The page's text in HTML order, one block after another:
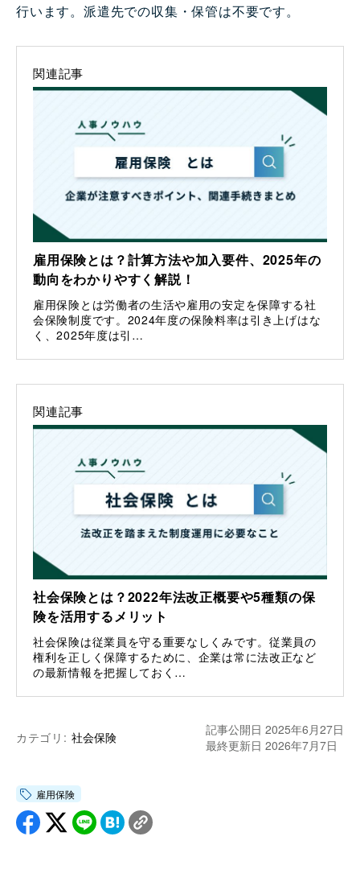
行います。派遣先での収集・保管は不要です。
関連記事
雇用保険とは？計算方法や加入要件、2025年の
動向をわかりやすく解説！
雇用保険とは労働者の生活や雇用の安定を保障する社
会保険制度です。2024年度の保険料率は引き上げはな
く、2025年度は引…
関連記事
社会保険とは？2022年法改正概要や5種類の保
険を活用するメリット
社会保険は従業員を守る重要なしくみです。従業員の
権利を正しく保障するために、企業は常に法改正など
の最新情報を把握しておく…
カテゴリ: 社会保険
記事公開日 2025年6月27日
最終更新日 2026年7月7日
雇用保険